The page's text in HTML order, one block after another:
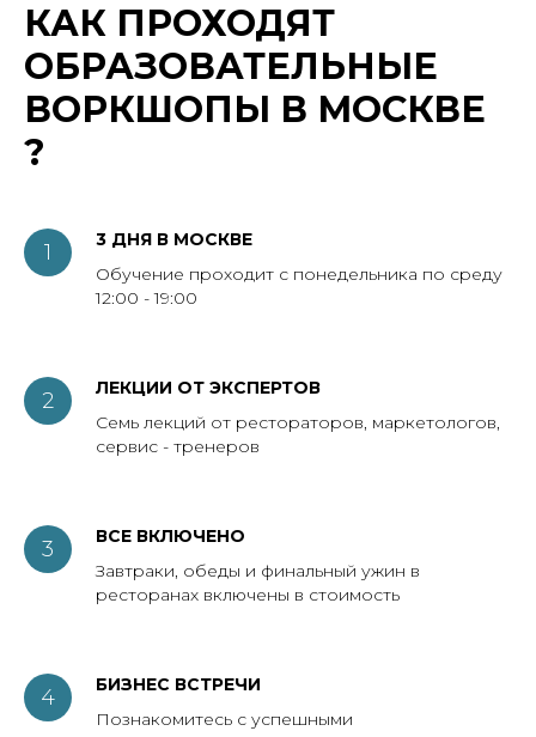
КАК ПРОХОДЯТ
ОБРАЗОВАТЕЛЬНЫЕ
ВОРКШОПЫ В МОСКВЕ
?
3 ДНЯ В МОСКВЕ
Обучение проходит с понедельника по среду
12:00 - 19:00
ЛЕКЦИИ ОТ ЭКСПЕРТОВ
Семь лекций от рестораторов, маркетологов,
сервис - тренеров
ВСЕ ВКЛЮЧЕНО
Завтраки, обеды и финальный ужин в
ресторанах включены в стоимость
БИЗНЕС ВСТРЕЧИ
Познакомитесь с успешными